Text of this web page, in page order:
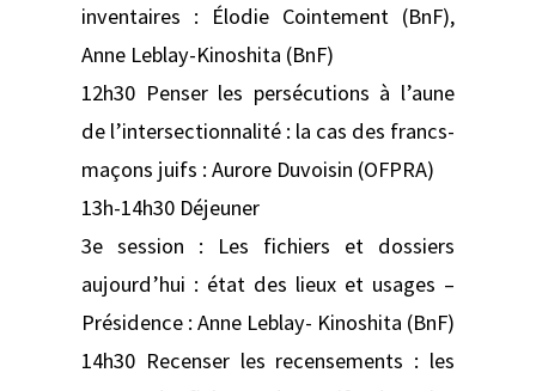
inventaires : Élodie Cointement (BnF),
Anne Leblay-Kinoshita (BnF)
12h30 Penser les persécutions à l’aune
de l’intersectionnalité : la cas des francs-
maçons juifs : Aurore Duvoisin (OFPRA)
13h-14h30 Déjeuner
3e session : Les fichiers et dossiers
aujourd’hui : état des lieux et usages –
Présidence : Anne Leblay- Kinoshita (BnF)
14h30 Recenser les recensements : les